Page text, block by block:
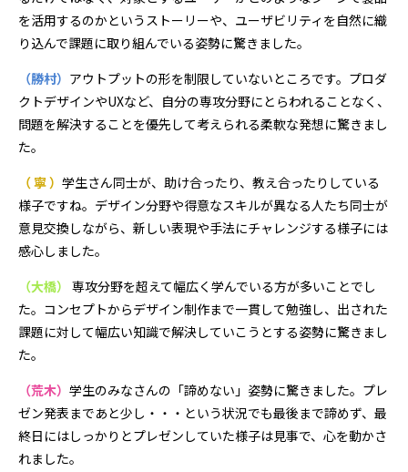
を活用するのかというストーリーや、ユーザビリティを自然に織
り込んで課題に取り組んでいる姿勢に驚きました。
（勝村） アウトプットの形を制限していないところです。プロダ
クトデザインやUXなど、自分の専攻分野にとらわれることなく、
問題を解決することを優先して考えられる柔軟な発想に驚きまし
た。
（ 寧 ） 学生さん同士が、助け合ったり、教え合ったりしている
様子ですね。デザイン分野や得意なスキルが異なる人たち同士が
意見交換しながら、新しい表現や手法にチャレンジする様子には
感心しました。
（大橋） 専攻分野を超えて幅広く学んでいる方が多いことでし
た。コンセプトからデザイン制作まで一貫して勉強し、出された
課題に対して幅広い知識で解決していこうとする姿勢に驚きまし
た。
（荒木） 学生のみなさんの「諦めない」姿勢に驚きました。プレ
ゼン発表まであと少し・・・という状況でも最後まで諦めず、最
終日にはしっかりとプレゼンしていた様子は見事で、心を動かさ
れました。